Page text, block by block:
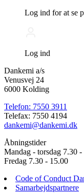
Log ind for at se
Log ind
Dankemi a/s
Venusvej 24
6000 Kolding
Telefon: 7550 3911
Telefax: 7550 4194
dankemi@dankemi.dk
Åbningstider
Mandag - torsdag 7.30 -
Fredag 7.30 - 15.00
Code of Conduct
Samarbejdspartnere